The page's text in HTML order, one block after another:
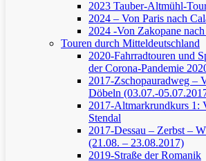
2023 Tauber-Altmühl-
2024 – Von Paris nach
2024 -Von Zakopane
Touren durch Mitteldeutschland
2020-Fahrradtouren und
der Corona-Pandemie
2017-Zschopauradweg –
Döbeln (03.07.-
2017-Altmarkrundkurs 1:
Stendal
2017-Dessau – Zerbst –
(21.08. – 23.08.2017)
2019-Straße der Romanik